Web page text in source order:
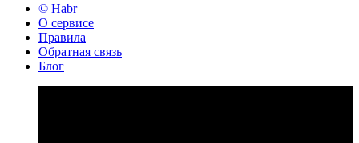
© Habr
О сервисе
Правила
Обратная связь
Блог